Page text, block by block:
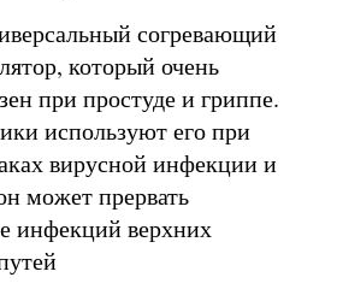
согревающий
который очень
при простуде и гриппе.
используют его при
вирусной инфекции и
может прервать
инфекций верхних